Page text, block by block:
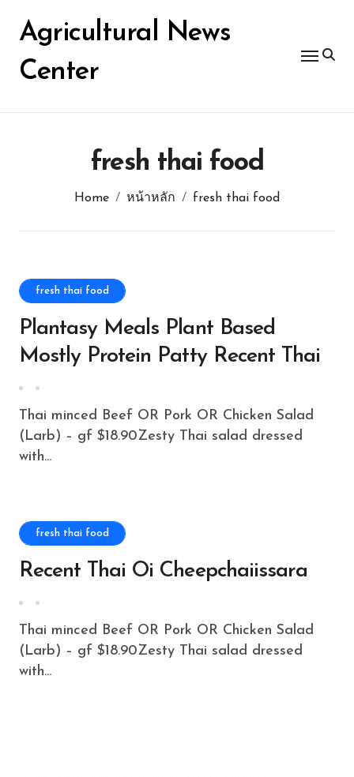
contentAgricultural News
Center
fresh thai food
Home หน้าหลัก fresh thai food
fresh thai food
Plantasy Meals Plant Based
Mostly Protein Patty Recent Thai
Thai minced Beef OR Pork OR Chicken Salad
(Larb) – gf $18.90Zesty Thai salad dressed
with...
fresh thai food
Recent Thai Oi Cheepchaiissara
Thai minced Beef OR Pork OR Chicken Salad
(Larb) – gf $18.90Zesty Thai salad dressed
with...